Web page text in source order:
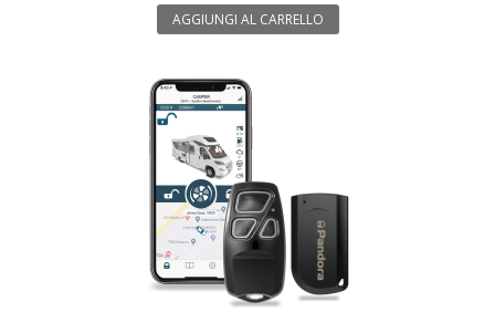
AGGIUNGI AL CARRELLO